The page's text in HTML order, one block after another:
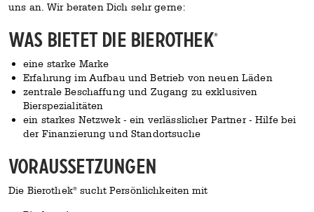
uns an. Wir beraten Dich sehr gerne:
Was bietet die Bierothek®
eine starke Marke
Erfahrung im Aufbau und Betrieb von neuen Läden
zentrale Beschaffung und Zugang zu exklusiven
Bierspezialitäten
ein starkes Netzwek - ein verlässlicher Partner - Hilfe bei
der Finanzierung und Standortsuche
Voraussetzungen
Die Bierothek® sucht Persönlichkeiten mit